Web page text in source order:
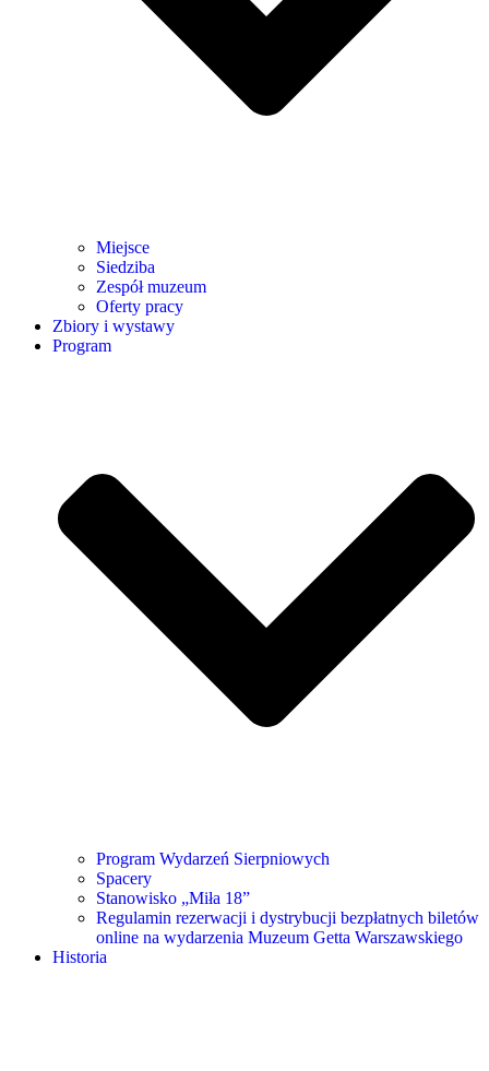
Miejsce
Siedziba
Zespół muzeum
Oferty pracy
Zbiory i wystawy
Program
Program Wydarzeń Sierpniowych
Spacery
Stanowisko „Miła 18”
Regulamin rezerwacji i dystrybucji bezpłatnych biletów
online na wydarzenia Muzeum Getta Warszawskiego
Historia